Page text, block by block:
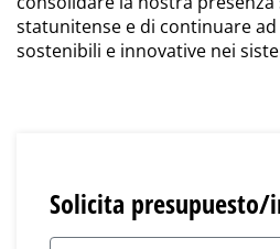
statunitense e di continuare
sostenibili e innovative nei
Solicita